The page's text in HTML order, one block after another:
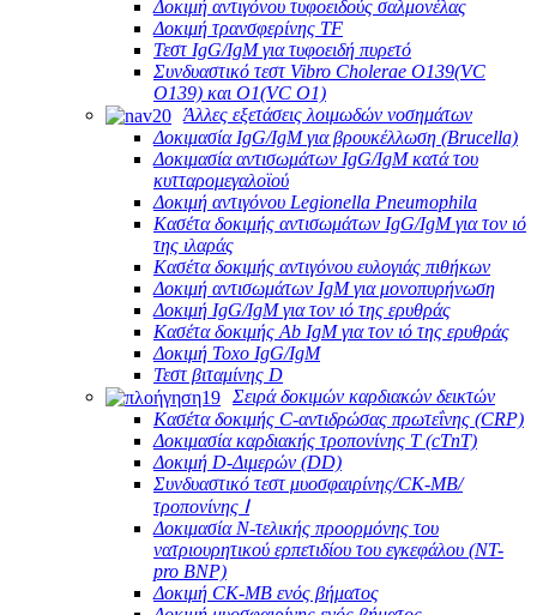
Δοκιμή αντιγόνου τυφοειδούς σαλμονέλας
Δοκιμή τρανσφερίνης TF
Τεστ IgG/IgM για τυφοειδή πυρετό
Συνδυαστικό τεστ Vibro Cholerae O139(VC
O139) και O1(VC O1)
Άλλες εξετάσεις λοιμωδών νοσημάτων
Δοκιμασία IgG/IgM για βρουκέλλωση (Brucella)
Δοκιμασία αντισωμάτων IgG/IgM κατά του
κυτταρομεγαλοϊού
Δοκιμή αντιγόνου Legionella Pneumophila
Κασέτα δοκιμής αντισωμάτων IgG/IgM για τον ιό
της ιλαράς
Κασέτα δοκιμής αντιγόνου ευλογιάς πιθήκων
Δοκιμή αντισωμάτων IgM για μονοπυρήνωση
Δοκιμή IgG/IgM για τον ιό της ερυθράς
Κασέτα δοκιμής Ab IgM για τον ιό της ερυθράς
Δοκιμή Toxo IgG/IgM
Τεστ βιταμίνης D
Σειρά δοκιμών καρδιακών δεικτών
Κασέτα δοκιμής C-αντιδρώσας πρωτεΐνης (CRP)
Δοκιμασία καρδιακής τροπονίνης Τ (cTnT)
Δοκιμή D-Διμερών (DD)
Συνδυαστικό τεστ μυοσφαιρίνης/CK-MB/
τροπονίνης Ⅰ
Δοκιμασία Ν-τελικής προορμόνης του
νατριουρητικού ερπετιδίου του εγκεφάλου (NT-
pro BNP)
Δοκιμή CK-MB ενός βήματος